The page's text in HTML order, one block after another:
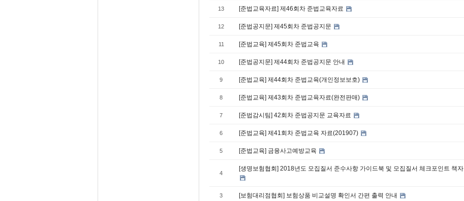
13 [준법교육자료] 제46회차 준법교육자료
12 [준법공지문] 제45회차 준법공지문
11 [준법교육] 제45회차 준법교육
10 [준법공지문] 제44회차 준법공지문 안내
9 [준법교육] 제44회차 준법교육(개인정보보호)
8 [준법교육] 제43회차 준법교육자료(완전판매)
7 [준법감시팀] 42회차 준법공지문 교육자료
6 [준법교육] 제41회차 준법교육 자료(201907)
5 [준법교육] 금융사고예방교육
4
[생명보험협회] 2018년도 모집질서 준수사항 가이드북 및 모집질서 체크포인트 책자
3 [보험대리점협회] 보험상품 비교설명 확인서 간편 출력 안내